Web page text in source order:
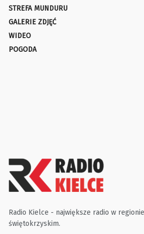
STREFA MUNDURU
GALERIE ZDJĘĆ
WIDEO
POGODA
Radio Kielce - największe radio w regionie
świętokrzyskim.